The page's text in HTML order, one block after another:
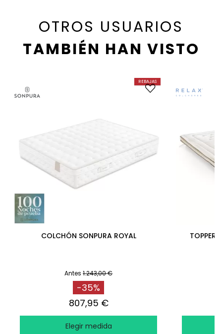
OTROS USUARIOS
TAMBIÉN HAN VISTO
REBAJAS
COLCHÓN SONPURA ROYAL
Antes 1.243,00 €
-35%
807,95 €
Elegir medida
TOPPER